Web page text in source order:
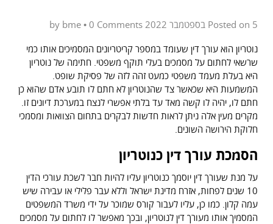
Posted on 5 בספטמבר 2022 bme • 0 Comments
נוטריון הוא עורך דין שעומד במספר קריטריונים המסמיכים אותו כמי
שרשאי לחתום על מסמכים בעלי תוקף משפטי. חתימה של נוטריון
היא בעלת מעמד משפטי כמעט זהה לזה של פסיקת שופט.
המשמעות היא שכאשר צד שהנוטריון לא חתם לו תובע אדם שהוא כן
חתם לו, יהיה לו קשה מאד עד בלתי אפשרי לנצח במערכת דיונים זו.
מקרים מעין אלה ניתן לראות חדשות לבקרים בתחום הצוואות ומסמכי
חלוקת הירושה השונים.
הסמכת עורך דין כנוטריון
על מנת שעורך דין יוסמך כנוטריון עליו להיות חבר לשכת עורכי הדין
10 שנים לפחות, אזרח מדינת ישראל וללא עבר פלילי או עבירה שיש
עמה קלון. כמו כן, עליו לעבור קורס שמוכר על ידי משרד המשפטים
המסמיך אותו מעורך דין לנוטריון, ובכך מאפשר לו לחתום על מסמכים